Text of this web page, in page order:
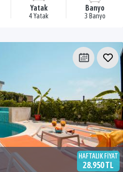
Yatak
4 Yatak
Banyo
3 Banyo
HAFTALIK FİYAT
28.950 TL